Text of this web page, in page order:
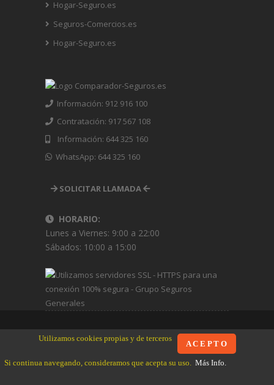
Hogar-Seguro.es
Seguros-Comercios.es
Hogar-Seguro.es
Información: 912 916 100
Contratación: 917 567 108
Información: 644 325 160
WhatsApp: 644 325 160
SOLICITAR LLAMADA
HORARIO:
Lunes a Viernes: 9:00 a 22:00
Sábados: 10:00 a 15:00
Copyright © 2008 -2026 www.Seguros-Broker.es
Viernes 7 de Agosto de 2026
Utilizamos cookies propias y de terceros
A C E P T O
Si continua navegando, consideramos que acepta su uso. Más Info.